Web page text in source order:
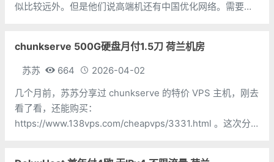
似比较远外。但是他们说高端机还有中国优化网络。需要注
开；不可以长时间
chunkserve 500G硬盘月付1.5刀 荷兰机房
苏苏 664
2026-04-02
几个月前，苏苏分享过 chunkserve 的特价 VPS 主机，刚去
看了看，还能购买：
https://www.138vps.com/cheapvps/3331.html 。这次分